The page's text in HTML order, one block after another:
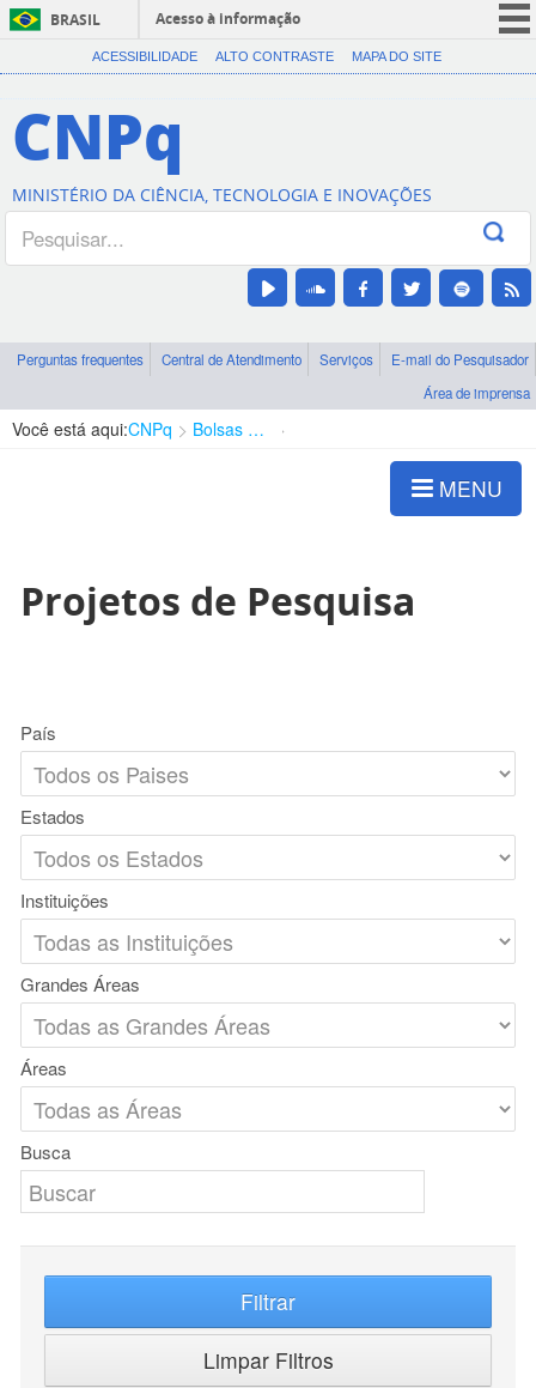
BRASIL
Acesso à informação
CORONAVÍRUS (COVID-19)
Canais
ACESSIBILIDADE ALTO CONTRASTE MAPA DO SITE
CNPq
MINISTÉRIO DA CIÊNCIA, TECNOLOGIA E INOVAÇÕES
Perguntas frequentes Central de Atendimento Serviços
E-mail do Pesquisador
Área de imprensa
Você está aqui:CNPq Bolsas e Auxílios Vigentes
MENU
Projetos de Pesquisa
País
Estados
Instituições
Grandes Áreas
Áreas
Busca
Filtrar
Limpar Filtros